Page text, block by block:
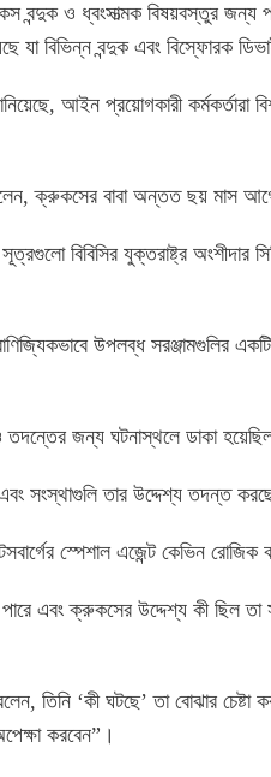
বন্দুক ও ধ্বংসাত্মক বিষয়বস্তুর জন্য
যা বিভিন্ন বন্দুক এবং বিস্ফোরক
আইন প্রয়োগকারী কর্মকর্তারা
ক্রুকসের বাবা অন্তত ছয় মাস
সূত্রগুলো বিবিসির যুক্তরাষ্ট্র
উপলব্ধ সরঞ্জামগুলির
তদন্তের জন্য ঘটনাস্থলে ডাকা
সংস্থাগুলি তার উদ্দেশ্য তদন্ত
স্পেশাল এজেন্ট কেভিন
এবং ক্রুকসের উদ্দেশ্য কী ছিল
তিনি ‘কী ঘটছে’ তা বোঝার
করবেন”।